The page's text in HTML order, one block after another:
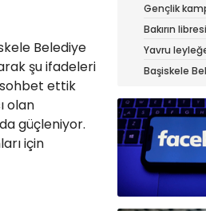
Belediye
şu ifadeleri
sohbet ettik
olan
güçleniyor.
için
Gençlik
buluştu
Bakırın
test ediyor
Yavru
Başiskele